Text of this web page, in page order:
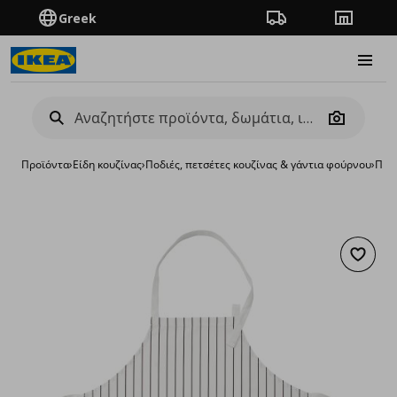
Greek Πορεία παραγγελίας
Camera
Προϊόντα›Είδη κουζίνας›Ποδιές, πετσέτες κουζίνας & γάντια φούρνου›